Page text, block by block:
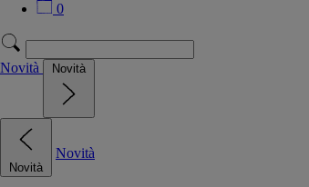
0
Novità Novità
Novità
Novità